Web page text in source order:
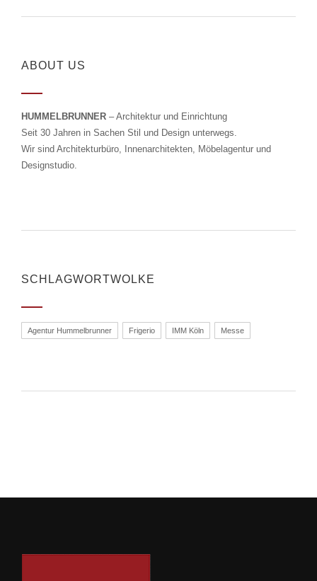
ABOUT US
HUMMELBRUNNER – Architektur und Einrichtung
Seit 30 Jahren in Sachen Stil und Design unterwegs.
Wir sind Architekturbüro, Innenarchitekten, Möbelagentur und
Designstudio.
SCHLAGWORTWOLKE
Agentur Hummelbrunner Frigerio IMM Köln Messe